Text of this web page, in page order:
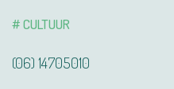
# CULTUUR
(06) 14705010